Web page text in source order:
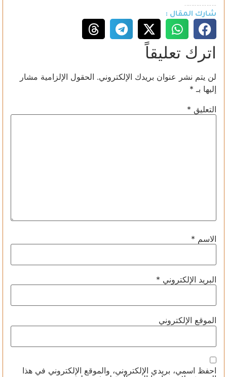
……………….
شارك المقال :
اترك تعليقاً
لن يتم نشر عنوان بريدك الإلكتروني. الحقول الإلزامية مشار
إليها بـ *
التعليق *
الاسم *
البريد الإلكتروني *
الموقع الإلكتروني
احفظ اسمي، بريدي الإلكتروني، والموقع الإلكتروني في هذا